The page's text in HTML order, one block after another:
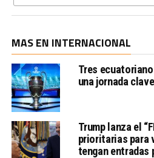
MAS EN INTERNACIONAL
Tres
una jornada
Trump lanza el
prioritarias para
tengan entradas